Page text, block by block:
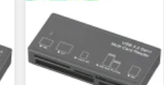
ブラックPC-SCRWU304
01-3971 OHM